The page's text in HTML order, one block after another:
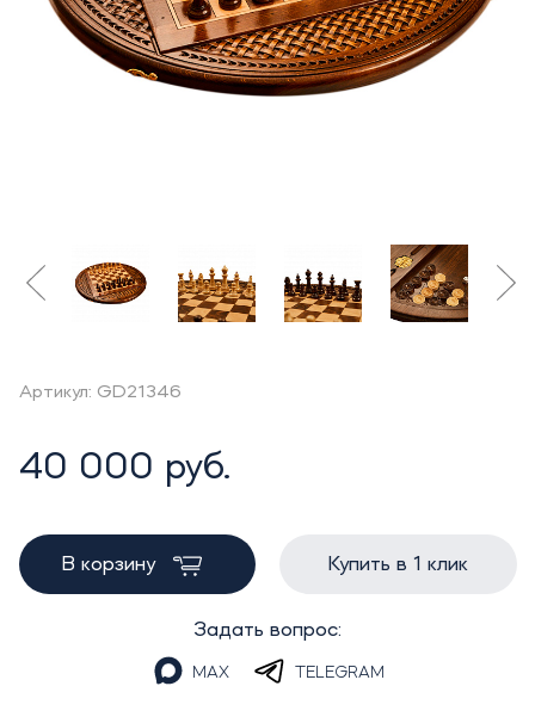
Артикул: GD21346
40 000 руб.
В корзину Купить в 1 клик
Задать вопрос:
MAX TELEGRAM